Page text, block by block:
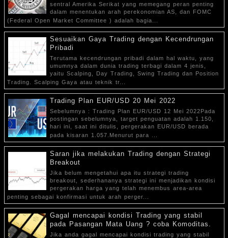
sentral Amerika Serikat yang memegang peran penting
dalam menentukan arah perekonomian AS, dan FOMC
(Federal Open Market Committee ) adalah bagia...
Sesuaikan Gaya Trading dengan Kecendrungan
Pribadi
Terutama kecendrungan pribadi dalam hal waktu, yang
umumnya dalam dunia trading terbagi dalam 4 jenis,
yaitu Scalping, Day Trading, Swing Trading dan Position
Trading. Scalping Gaya atau teknik tr...
Trading Plan EUR/USD 20 Mei 2022
Sebelumnya : Trading Plan EUR/USD 12 Mei 2022Pada
postingan sebelumnya, target penguatan adalah 1.150,
hari ini, saat ini ditulis, pergerakan EUR/USD berada
pada kisaran 1.057.Menurut para ...
Saran jika melakukan Trading dengan Strategi
Breakout
Jika belum mengetahui apa itu strategi trading
breakout, sederhananya strategi ini menjadikan kondisi
pergerakan harga yang telah menembus area-area
penting sebagai konfirmasi untuk arah perger...
Gagal mencapai kondisi Trading yang stabil
pada Pasangan Mata Uang ? coba Komoditas.
Jika anda gagal mencapai kondisi trading yang stabil